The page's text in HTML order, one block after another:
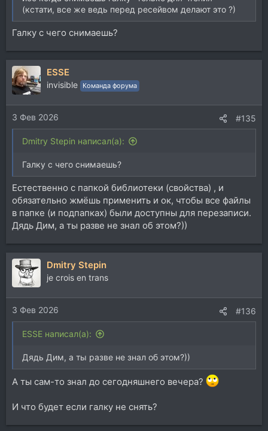
(кстати, все же ведь перед ресейвом делают это ?)
Галку с чего снимаешь?
ESSE
invisible Команда форума
3 Фев 2026 #135
Dmitry Stepin написал(а):
Галку с чего снимаешь?
Естественно с папкой библиотеки (свойства) , и
обязательно жмёшь применить и ок, чтобы все файлы
в папке (и подпапках) были доступны для перезаписи.
Дядь Дим, а ты разве не знал об этом?))
Dmitry Stepin
je crois en trans
3 Фев 2026 #136
ESSE написал(а):
Дядь Дим, а ты разве не знал об этом?))
А ты сам-то знал до сегодняшнего вечера?
И что будет если галку не снять?